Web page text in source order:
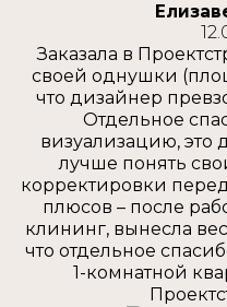
Заказала в
своей однушки
что дизайнер
Отдельное
визуализацию, это
лучше понять
корректировки
плюсов – после
клининг, вынесла
что отдельное
1-комнатной